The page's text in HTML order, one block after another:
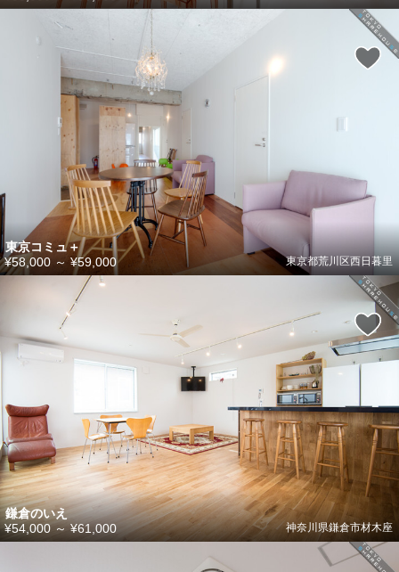
東京コミュ＋
東京都荒川区西日暮里
¥58,000 ～ ¥59,000
鎌倉のいえ
神奈川県鎌倉市材木座
¥54,000～¥61,000